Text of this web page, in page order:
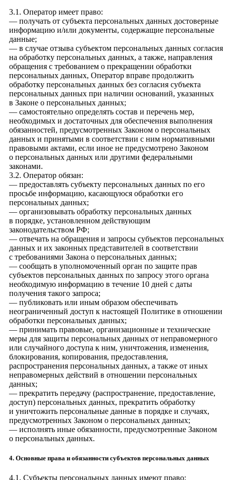
3.1. Оператор имеет право:
— получать от субъекта персональных данных достоверные
информацию и/или документы, содержащие персональные
данные;
— в случае отзыва субъектом персональных данных согласия
на обработку персональных данных, а также, направления
обращения с требованием о прекращении обработки
персональных данных, Оператор вправе продолжить
обработку персональных данных без согласия субъекта
персональных данных при наличии оснований, указанных
в Законе о персональных данных;
— самостоятельно определять состав и перечень мер,
необходимых и достаточных для обеспечения выполнения
обязанностей, предусмотренных Законом о персональных
данных и принятыми в соответствии с ним нормативными
правовыми актами, если иное не предусмотрено Законом
о персональных данных или другими федеральными
законами.
3.2. Оператор обязан:
— предоставлять субъекту персональных данных по его
просьбе информацию, касающуюся обработки его
персональных данных;
— организовывать обработку персональных данных
в порядке, установленном действующим
законодательством РФ;
— отвечать на обращения и запросы субъектов персональных
данных и их законных представителей в соответствии
с требованиями Закона о персональных данных;
— сообщать в уполномоченный орган по защите прав
субъектов персональных данных по запросу этого органа
необходимую информацию в течение 10 дней с даты
получения такого запроса;
— публиковать или иным образом обеспечивать
неограниченный доступ к настоящей Политике в отношении
обработки персональных данных;
— принимать правовые, организационные и технические
меры для защиты персональных данных от неправомерного
или случайного доступа к ним, уничтожения, изменения,
блокирования, копирования, предоставления,
распространения персональных данных, а также от иных
неправомерных действий в отношении персональных
данных;
— прекратить передачу (распространение, предоставление,
доступ) персональных данных, прекратить обработку
и уничтожить персональные данные в порядке и случаях,
предусмотренных Законом о персональных данных;
— исполнять иные обязанности, предусмотренные Законом
о персональных данных.
4. Основные права и обязанности субъектов персональных данных
4.1. Субъекты персональных данных имеют право: